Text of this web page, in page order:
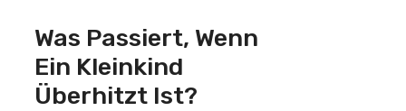
Was Passiert, Wenn
Ein Kleinkind
Überhitzt Ist?